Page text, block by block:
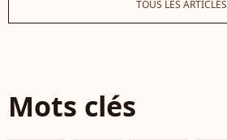
TOUS LES ARTICLES
Mots clés